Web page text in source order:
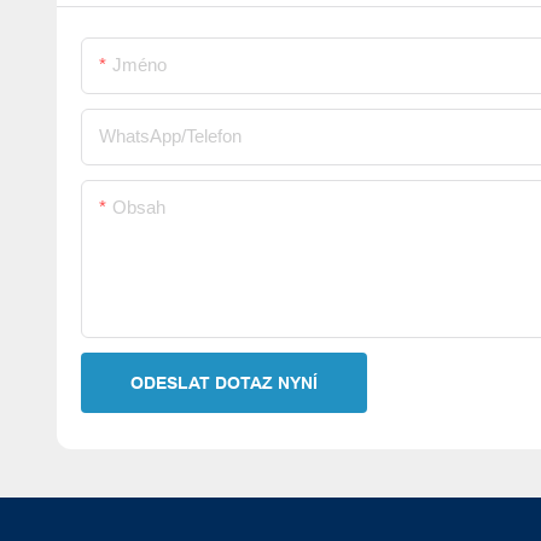
Jméno
WhatsApp/telefon
Obsah
ODESLAT DOTAZ NYNÍ